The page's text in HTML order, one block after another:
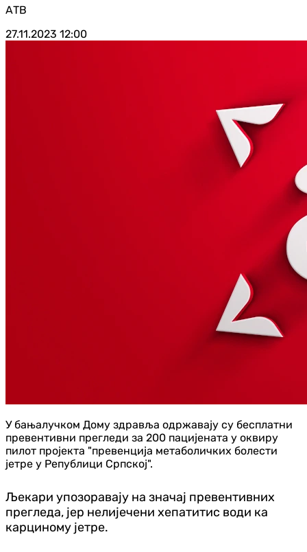
АТВ
27.11.2023 12:00
У бањалучком Дому здравља одржавају су бесплатни
превентивни прегледи за 200 пацијената у оквиру
пилот пројекта "превенција метаболичких болести
јетре у Републици Српској".
Љекари упозоравају на значај превентивних
прегледа, јер нелијечени хепатитис води ка
карциному јетре.